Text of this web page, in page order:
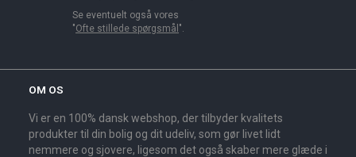
Se eventuelt også vores
"Ofte stillede spørgsmål ".
OM OS
Vi er en 100% dansk webshop, der tilbyder kvalitets
produkter til din bolig og dit udeliv, som gør livet lidt
nemmere og sjovere, ligesom det også skaber mere glæde i